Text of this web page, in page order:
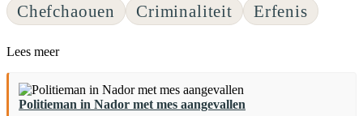
Chefchaouen Criminaliteit Erfenis
Lees meer
Politieman in Nador met mes aangevallen